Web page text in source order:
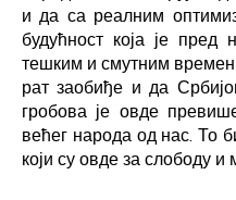
и да са реалним
будућност која је
тешким и смутним
рат заобиђе и да
гробова је овде
већег народа од нас. То
који су овде за слободу и